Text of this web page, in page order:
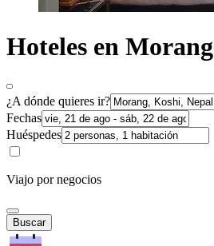
Hoteles en Morang
¿A dónde quieres ir?
Fechas
Huéspedes
Viajo por negocios
Buscar